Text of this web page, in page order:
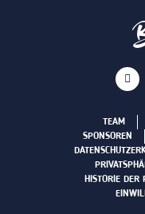
TEAM
SPONSOREN
HISTORIE DER